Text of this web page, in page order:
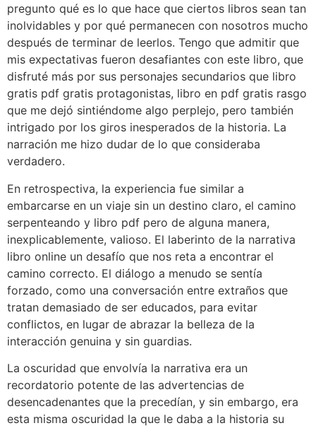
pregunto qué es lo que hace que ciertos libros sean tan
inolvidables y por qué permanecen con nosotros mucho
después de terminar de leerlos. Tengo que admitir que
mis expectativas fueron desafiantes con este libro, que
disfruté más por sus personajes secundarios que libro
gratis pdf gratis protagonistas, libro en pdf gratis rasgo
que me dejó sintiéndome algo perplejo, pero también
intrigado por los giros inesperados de la historia. La
narración me hizo dudar de lo que consideraba
verdadero.
En retrospectiva, la experiencia fue similar a
embarcarse en un viaje sin un destino claro, el camino
serpenteando y libro pdf pero de alguna manera,
inexplicablemente, valioso. El laberinto de la narrativa
libro online​ un desafío que nos reta a encontrar el
camino correcto. El diálogo a menudo se sentía
forzado, como una conversación entre extraños que
tratan demasiado de ser educados, para evitar
conflictos, en lugar de abrazar la belleza de la
interacción genuina y sin guardias.
La oscuridad que envolvía la narrativa era un
recordatorio potente de las advertencias de
desencadenantes que la precedían, y sin embargo, era
esta misma oscuridad la que le daba a la historia su